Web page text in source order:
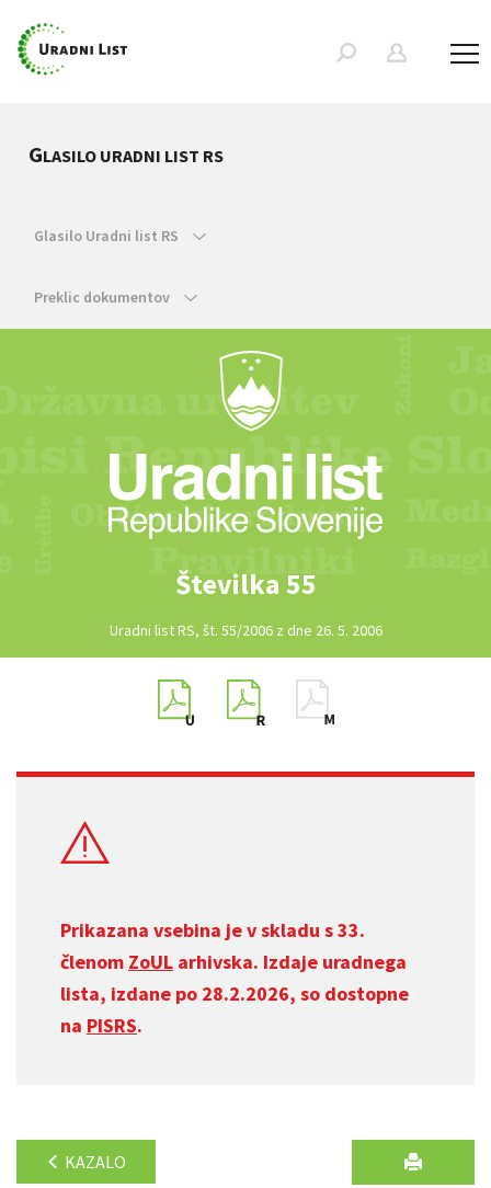
GLASILO URADNI LIST RS
Glasilo Uradni list RS
Preklic dokumentov
Številka 55
Uradni list RS, št. 55/2006 z dne 26. 5. 2006
Prikazana vsebina je v skladu s 33.
členom ZoUL arhivska. Izdaje uradnega
lista, izdane po 28.2.2026, so dostopne
na PISRS.
KAZALO